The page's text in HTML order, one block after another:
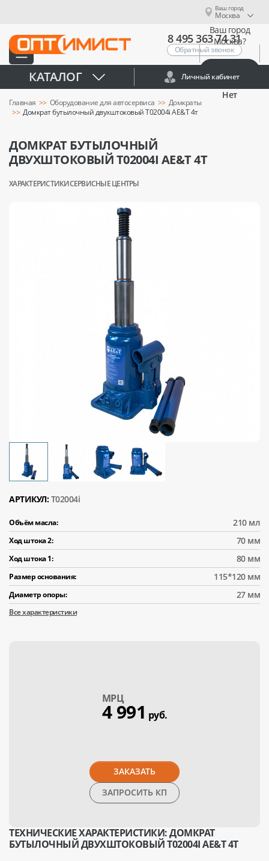
Ваш город
Москва
Ваш город
Москва?
Нет
8 495 363 74 31
Обратный звонок
КАТАЛОГ Личный кабинет
Главная Оборудование для автосервиса
Домкраты
Домкрат бутылочный двухштоковый T02004i AE&T 4т
ДОМКРАТ БУТЫЛОЧНЫЙ
ДВУХШТОКОВЫЙ T02004I AE&T 4Т
ХАРАКТЕРИСТИКИСЕРВИСНЫЕ ЦЕНТРЫ
АРТИКУЛ: T02004i
Объём масла: 210 мл
Ход штока 2: 70 мм
Ход штока 1: 80 мм
Размер основания: 115*120 мм
Диаметр опоры: 27 мм
Все характеристики
МPЦ
4 991 руб.
ЗАКАЗАТЬ
ЗАПРОСИТЬ КП
ТЕХНИЧЕСКИЕ ХАРАКТЕРИСТИКИ: ДОМКРАТ
БУТЫЛОЧНЫЙ ДВУХШТОКОВЫЙ T02004I AE&T 4Т